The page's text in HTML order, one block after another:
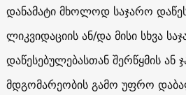
დანამატი მხოლოდ საჯარო
ლიკვიდაციის ან/და მისი სხვა
დაწესებულებასთან შერწყმის
მდგომარეობის გამო უფრო